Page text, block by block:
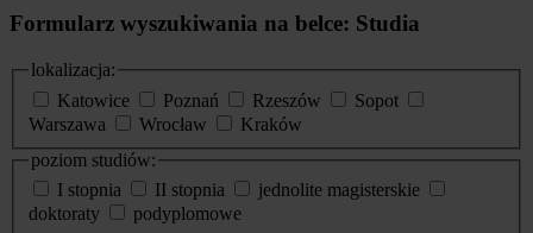
Formularz wyszukiwania na belce: Studia
lokalizacja:
Katowice
Poznań Rzeszów
Sopot
Warszawa
Wrocław
Kraków
poziom studiów:
I stopnia
II stopnia
jednolite magisterskie
doktoraty
podyplomowe